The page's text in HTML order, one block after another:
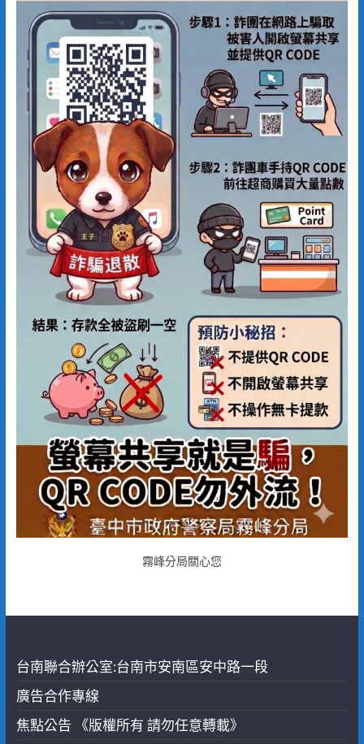
霧峰分局關心您
台南聯合辦公室:台南市安南區安中路一段
廣告合作專線
焦點公告 《版權所有 請勿任意轉載》